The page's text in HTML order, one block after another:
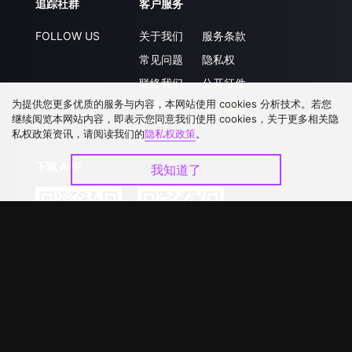
追踪社群
FOLLOW US
客户服务
关于我们
常见问题
联络我们
升级VIP
服务条款
隐私权
公开征件
合作洽談
为提供您更多优质的服务与内容，本网站使用 cookies 分析技术。若您
继续阅览本网站内容，即表示您同意我们使用 cookies，关于更多相关隐
私权政策资讯，请阅读我们的隐私权政策。
我知道了